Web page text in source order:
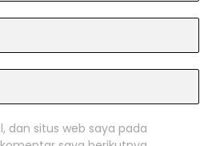
dan situs web saya pada